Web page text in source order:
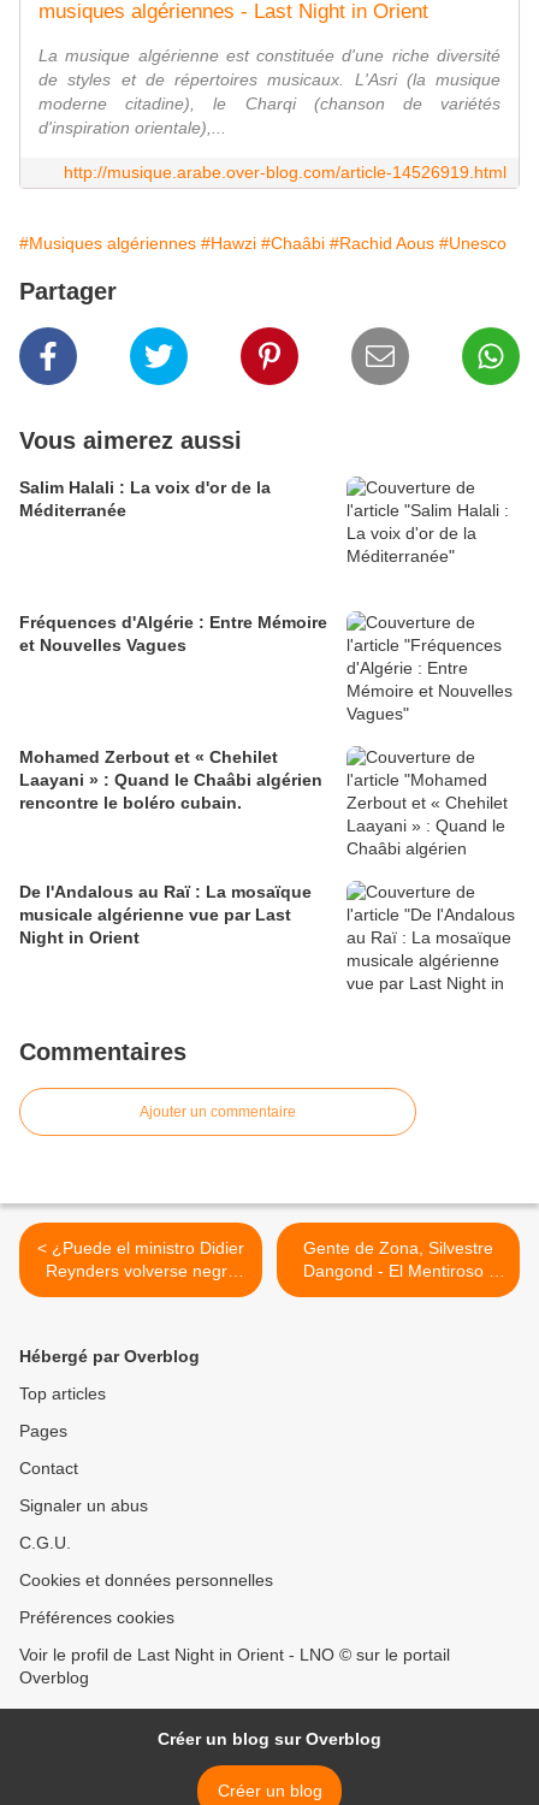
musiques algériennes - Last Night in Orient
La musique algérienne est constituée d'une riche diversité
de styles et de répertoires musicaux. L'Asri (la musique
moderne citadine), le Charqi (chanson de variétés
d'inspiration orientale),...
http://musique.arabe.over-blog.com/article-14526919.html
#Musiques algériennes #Hawzi #Chaâbi #Rachid Aous #Unesco
Partager
Vous aimerez aussi
Salim Halali : La voix d'or de la
Méditerranée
Fréquences d'Algérie : Entre Mémoire
et Nouvelles Vagues
Mohamed Zerbout et « Chehilet
Laayani » : Quand le Chaâbi algérien
rencontre le boléro cubain.
De l'Andalous au Raï : La mosaïque
musicale algérienne vue par Last
Night in Orient
Commentaires
Ajouter un commentaire
< ¿Puede el ministro Didier
Reynders volverse negro
sin impactar a África?
Gente de Zona, Silvestre
Dangond - El Mentiroso -
Electrochonta >
Hébergé par Overblog
Top articles
Pages
Contact
Signaler un abus
C.G.U.
Cookies et données personnelles
Préférences cookies
Voir le profil de Last Night in Orient - LNO © sur le portail
Overblog
Créer un blog sur Overblog
Créer un blog